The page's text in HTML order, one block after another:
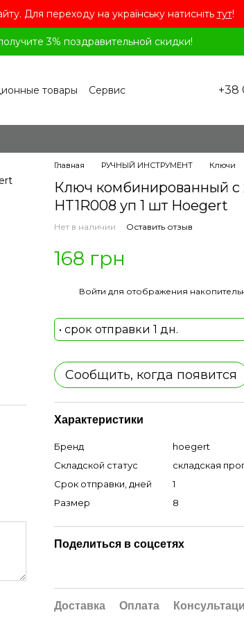
Для переходу на українську натисніть тут!
3% поздравительной скидки!
товары
Сервис
+38
Главная РУЧНЫЙ ИНСТРУМЕНТ Ключи
Ключ комбинированный с
HT1R008 уп 1 шт Hoegert
Нет в наличии Оставить отзыв
168 грн
Войти для отображения
• срок отправки 1 дн.
Сообщить, когда появится
Характеристики
Бренд
hoegert
Складской статус
складская
Срок отправки, дней
1
Размер
8
Поделиться в соцсетях
Доставка Оплата